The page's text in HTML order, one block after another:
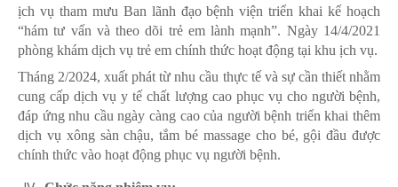
ịch vụ tham mưu Ban lãnh đạo bệnh viện triển khai kế hoạch
“hám tư vấn và theo dõi trẻ em lành mạnh”. Ngày 14/4/2021
phòng khám dịch vụ trẻ em chính thức hoạt động tại khu ịch vụ.
Tháng 2/2024, xuất phát từ nhu cầu thực tế và sự cần thiết nhằm
cung cấp dịch vụ y tế chất lượng cao phục vụ cho người bệnh,
đáp ứng nhu cầu ngày càng cao của người bệnh triển khai thêm
dịch vụ xông sàn chậu, tắm bé massage cho bé, gội đầu được
chính thức vào hoạt động phục vụ người bệnh.